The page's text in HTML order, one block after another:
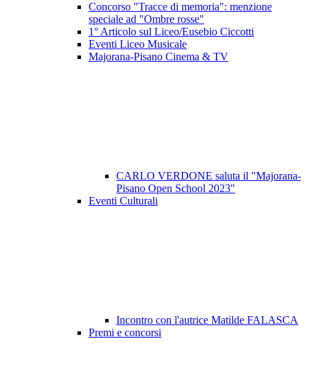
Concorso "Tracce di memoria": menzione
speciale ad "Ombre rosse"
1° Articolo sul Liceo/Eusebio Ciccotti
Eventi Liceo Musicale
Majorana-Pisano Cinema & TV
CARLO VERDONE saluta il "Majorana-
Pisano Open School 2023"
Eventi Culturali
Incontro con l'autrice Matilde FALASCA
Premi e concorsi